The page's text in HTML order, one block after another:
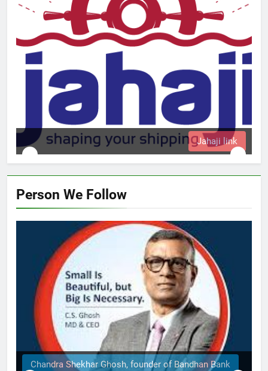
Jahaji link
Person We Follow
Chandra Shekhar Ghosh, founder of Bandhan Bank